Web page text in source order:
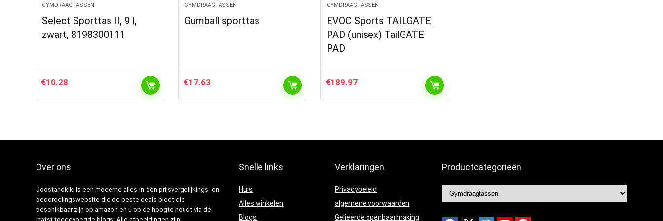
GYMDRAAGTASSEN
Select Sporttas II, 9 l,
zwart, 8198300111
€10.28
GYMDRAAGTASSEN
Gumball sporttas
€17.63
GYMDRAAGTASSEN
EVOC Sports TAILGATE
PAD (unisex) TailGATE
PAD
€189.97
Over ons
Joostandkiki is een moderne alles-in-één prijsvergelijkings- en
beoordelingswebsite die de beste deals biedt die
beschikbaar zijn op amazon en u op de hoogte houdt via de
laatst toegevoegde blogs. Alle afbeeldingen zijn
Snelle links
Huis
Alles winkelen
Blogs
Verklaringen
Privacybeleid
algemene voorwaarden
Gelieerde openbaarmaking
Productcategorieën